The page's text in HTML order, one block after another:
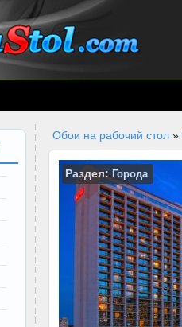
- Обои на
Обои на рабочий стол »
Раздел:Города